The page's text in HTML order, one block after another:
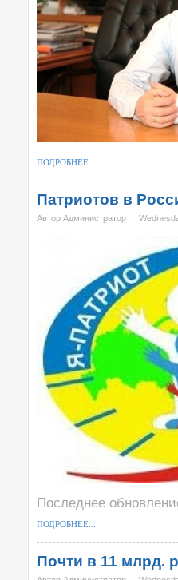
ПОДРОБНЕЕ...
Патриотов в
Автор Администратор
Последнее
ПОДРОБНЕЕ...
Почти в 11 млрд.